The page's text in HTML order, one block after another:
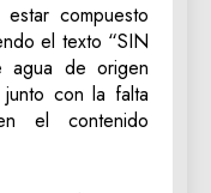
compuesto
el texto “SIN
agua de origen
con la falta
el contenido